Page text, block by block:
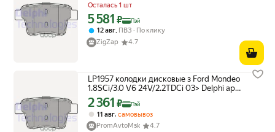
Осталась 1 шт
Цена с картой Яндекс Пэй 5581 ₽ вместо
5 581 ₽ Пэй
12 авг ПВЗ
По клику
ZigZap
4.7
LP1957 колодки дисковые з Ford Mondeo
1.8SCi/3.0 V6 24V/2.2TDCi 03> Delphi арт.
LP1957
Цена с картой Яндекс Пэй 2361 ₽ вместо
2 361 ₽ Пэй
11 авг, самовывоз
PromAvtoMsk
4.7